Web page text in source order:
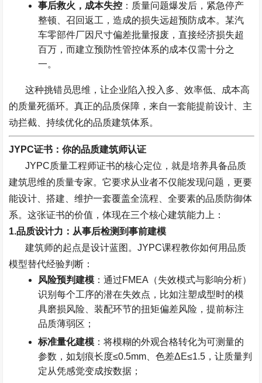
事后救火，成本失控 ：质量问题爆发后，紧急停产
整顿、召回返工，造成的损失远超预防成本。某汽
车零部件厂因尺寸偏差批量报废，直接经济损失超
百万，而建立预防性管控体系的成本仅需十分之
一。
这种挑错员思维，让企业陷入投入多、效率低、成本高
的质量死循环。真正的品质保障，来自一套能提前设计、主
动拦截、持续优化的品质建筑体系。
JYPC证书：你的品质建筑师认证
JYPC质量工程师证书的核心定位，就是培养具备品质
建筑思维的质量专家。它要求从业者不仅能发现问题，更要
能设计、搭建、维护一套覆盖全流程、全要素的品质防御体
系。这张证书的价值，体现在三个核心建筑能力上：
1.品质设计力：从事后检测到事前建模
建筑师的起点是设计蓝图。JYPC课程教你如何用品质
模型替代经验判断：
风险预判建模 ：通过FMEA （失效模式与影响分析）
识别每个工序的潜在失效点，比如注塑成型时的模
具磨损风险、装配环节的扭矩偏差风险，提前标注
品质薄弱区；
标准量化建模 ：将模糊的外观合格转化为可测量的
参数，如划痕长度≤0.5mm 、色差ΔE≤1.5 ，让质量判
定从凭感觉变成按数据；